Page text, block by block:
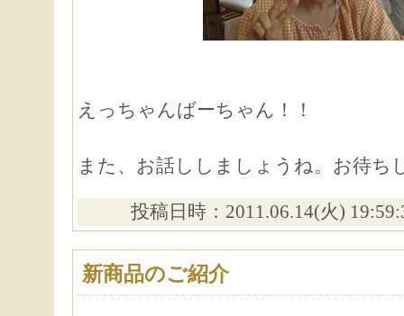
えっちゃんばーちゃん！！
また、お話ししましょうね。お待
投稿日時：2011.06.14(火)
新商品のご紹介